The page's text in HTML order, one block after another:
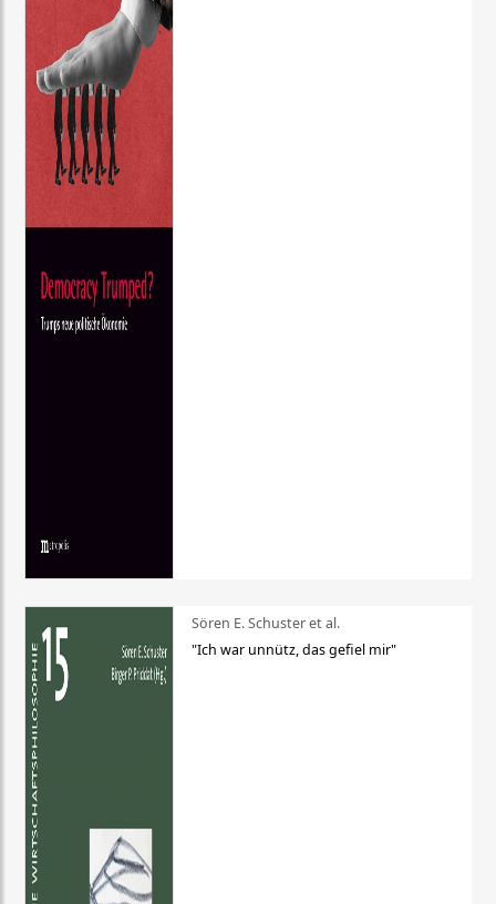
Sören E. Schuster et al.
"Ich war unnütz, das gefiel mir"